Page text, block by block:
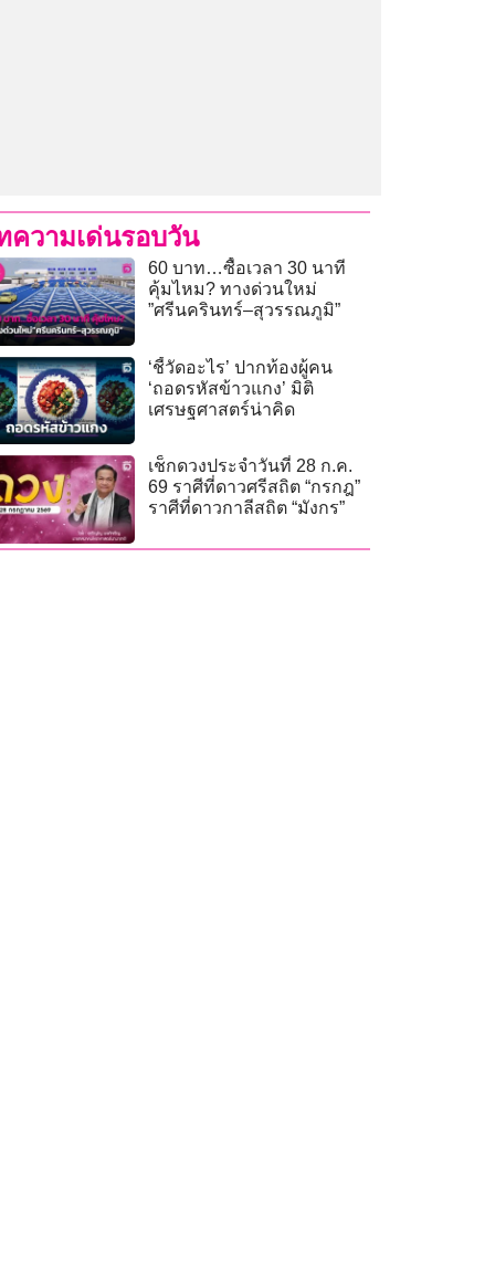
ความเด่นรอบวัน
60 บาท…ซื้อเวลา 30 นาที
คุ้มไหม? ทางด่วนใหม่
”ศรีนครินทร์–สุวรรณภูมิ”
‘ชี้วัดอะไร’ ปากท้องผู้คน
‘ถอดรหัสข้าวแกง’ มิติ
เศรษฐศาสตร์น่าคิด
เช็กดวงประจำวันที่ 28 ก.ค.
69 ราศีที่ดาวศรีสถิต “กรกฎ”
ราศีที่ดาวกาลีสถิต “มังกร”